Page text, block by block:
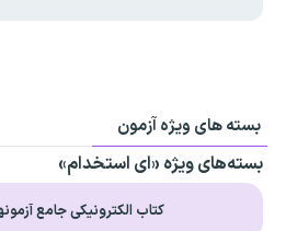
بسته های ویژه آزمون
بسته‌های ویژه «ای استخدام»
کتاب الکترونیکی جامع